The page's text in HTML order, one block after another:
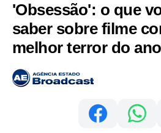
'Obsessão': o que
saber sobre filme
melhor terror do ano